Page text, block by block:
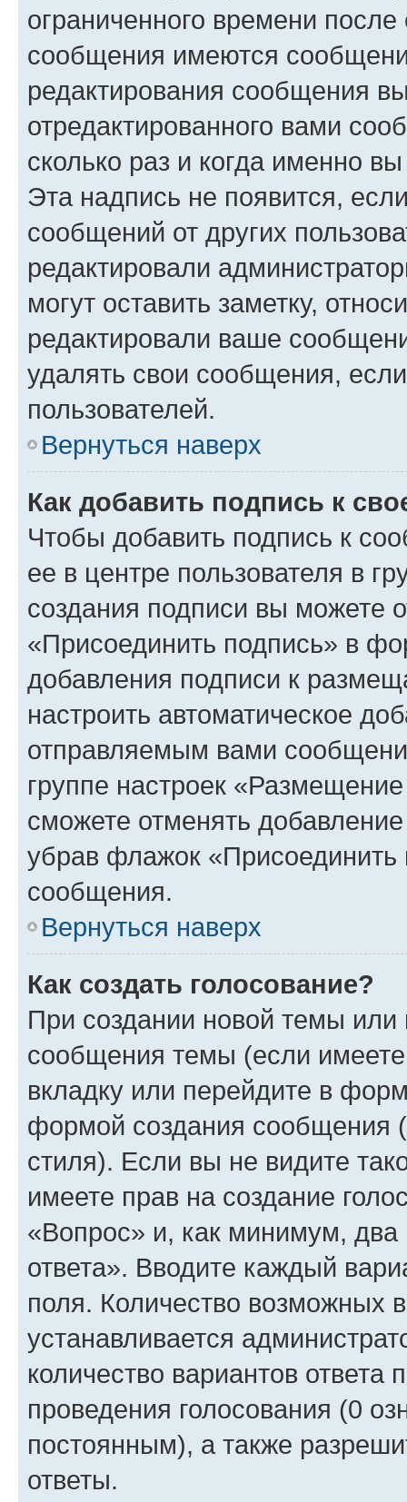
ограниченного времени
сообщения имеются
редактирования сообщения
отредактированного вами
сколько раз и когда именно
Эта надпись не появится,
сообщений от других
редактировали
могут оставить заметку,
редактировали ваше
удалять свои сообщения,
пользователей.
Вернуться наверх
Как добавить подпись к
Чтобы добавить подпись к
ее в центре пользователя в
создания подписи вы можете
«Присоединить подпись» в
добавления подписи к
настроить автоматическое
отправляемым вами
группе настроек
сможете отменять
убрав флажок
сообщения.
Вернуться наверх
Как создать голосование?
При создании новой темы или
сообщения темы (если
вкладку или перейдите в
формой создания сообщения
стиля). Если вы не видите
имеете прав на создание
«Вопрос» и, как минимум, два
ответа». Вводите каждый
поля. Количество возможных
устанавливается
количество вариантов ответа
проведения голосования (0
постоянным), а также
ответы.